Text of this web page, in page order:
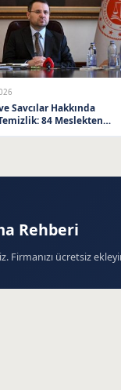
Savcılar Hakkında
84 Meslekten
Rehberi
Firmanızı ücretsiz